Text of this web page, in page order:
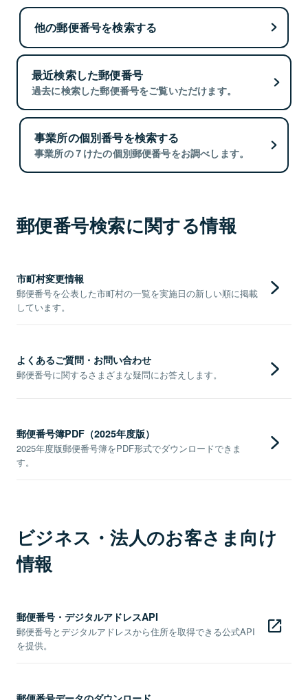
他の郵便番号を検索する
最近検索した郵便番号
過去に検索した郵便番号をご覧いただけます。
事業所の個別番号を検索する
事業所の７けたの個別郵便番号をお調べします。
郵便番号検索に関する情報
市町村変更情報
郵便番号を公表した市町村の一覧を実施日の新しい順に掲載
しています。
よくあるご質問・お問い合わせ
郵便番号に関するさまざまな疑問にお答えします。
郵便番号簿PDF（2025年度版）
2025年度版郵便番号簿をPDF形式でダウンロードできま
す。
ビジネス・法人のお客さま向け
情報
郵便番号・デジタルアドレスAPI
郵便番号とデジタルアドレスから住所を取得できる公式API
を提供。